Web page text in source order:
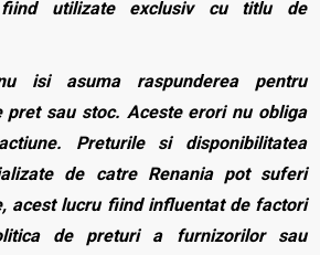
fiind utilizate exclusiv cu titlu de
isi asuma raspunderea pentru
pret sau stoc. Aceste erori nu obliga
Preturile si disponibilitatea
de catre Renania pot suferi
acest lucru fiind influentat de factori
de preturi a furnizorilor sau